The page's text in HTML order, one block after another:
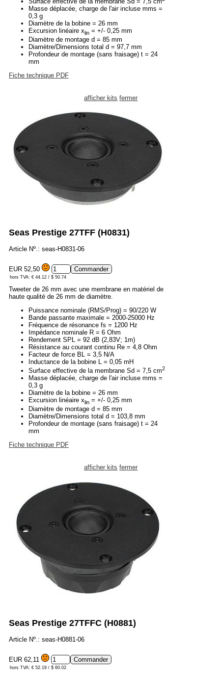
Masse déplacée, charge de l'air incluse mms =
0,3 g
Diamètre de la bobine = 26 mm
Excursion linéaire xlin = +/- 0,25 mm
Diamètre de montage d = 85 mm
Diamètre/Dimensions total d = 97,7 mm
Profondeur de montage (sans fraisage) t = 24
mm
Fiche technique PDF
afficher kits fermer
Seas Prestige 27TFF (H0831)
Article Nº.: seas-H0831-06
EUR 52,50
hors TVA: € 44.12 / $ 50.74
Tweeter de 26 mm avec une membrane en matériel de
haute qualité de 26 mm de diamètre.
Puissance nominale (RMS/Prog) = 90/220 W
Bande passante maximale = 2000-25000 Hz
Fréquence de résonance fs = 1200 Hz
Impédance nominale R = 6 Ohm
Rendement SPL = 92 dB (2,83V; 1m)
Résistance au courant continu Re = 4,8 Ohm
Facteur de force BL = 3,5 N/A
Inductance de la bobine L = 0,05 mH
Surface effective de la membrane Sd = 7,5 cm2
Masse déplacée, charge de l'air incluse mms =
0,3 g
Diamètre de la bobine = 26 mm
Excursion linéaire xlin = +/- 0,25 mm
Diamètre de montage d = 85 mm
Diamètre/Dimensions total d = 103,8 mm
Profondeur de montage (sans fraisage) t = 24
mm
Fiche technique PDF
afficher kits fermer
Seas Prestige 27TFFC (H0881)
Article Nº.: seas-H0881-06
EUR 62,11
hors TVA: € 52.19 / $ 60.02